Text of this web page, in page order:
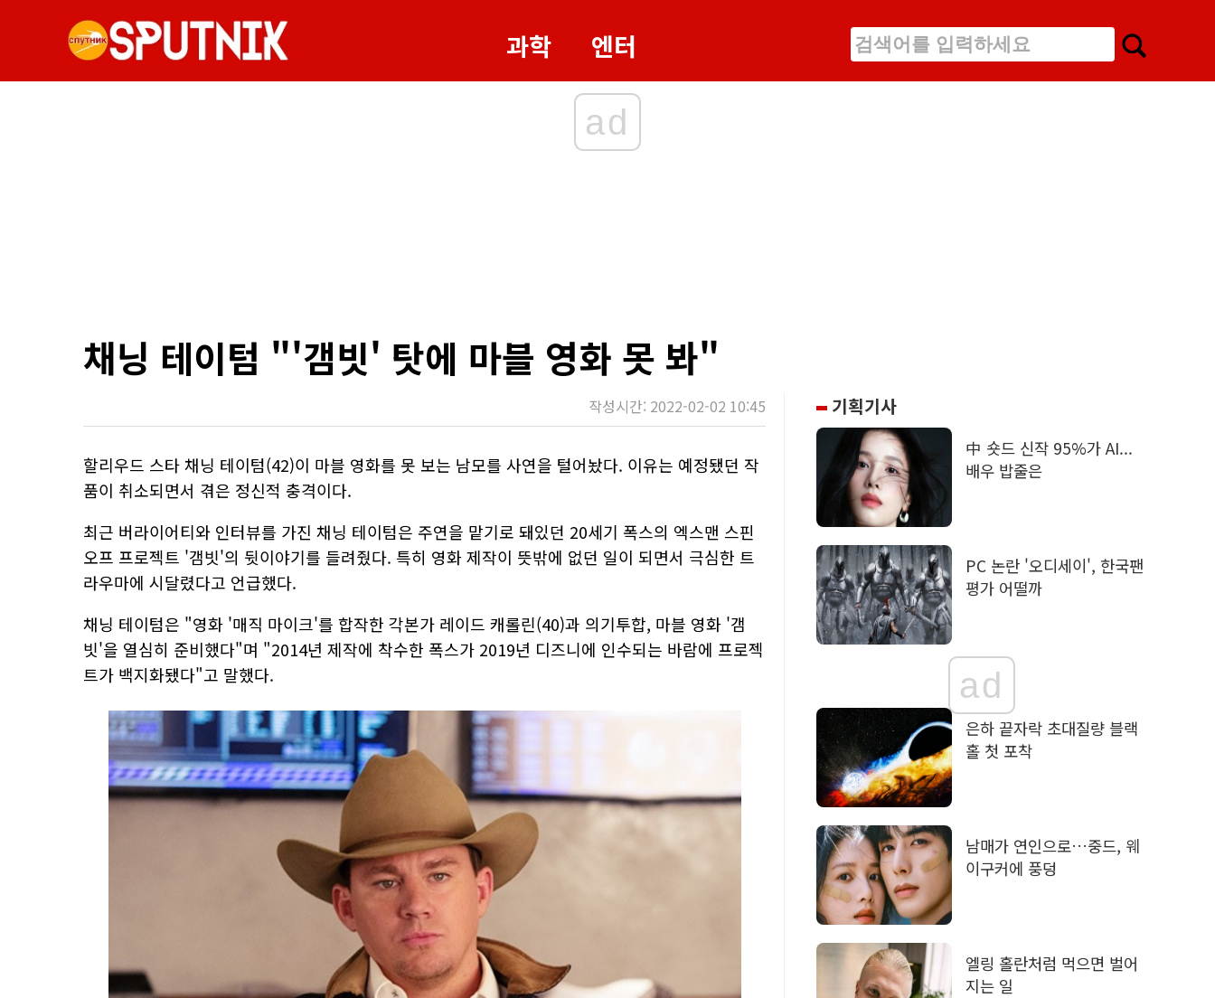
과학 엔터
ad
채닝 테이텀 "'갬빗' 탓에 마블 영화 못 봐"
작성시간: 2022-02-02 10:45
할리우드 스타 채닝 테이텀(42)이 마블 영화를 못 보는 남모를 사연을 털어놨다. 이유는 예정됐던 작
품이 취소되면서 겪은 정신적 충격이다.
최근 버라이어티와 인터뷰를 가진 채닝 테이텀은 주연을 맡기로 돼있던 20세기 폭스의 엑스맨 스핀
오프 프로젝트 '갬빗'의 뒷이야기를 들려줬다. 특히 영화 제작이 뜻밖에 없던 일이 되면서 극심한 트
라우마에 시달렸다고 언급했다.
채닝 테이텀은 "영화 '매직 마이크'를 합작한 각본가 레이드 캐롤린(40)과 의기투합, 마블 영화 '갬
빗'을 열심히 준비했다"며 "2014년 제작에 착수한 폭스가 2019년 디즈니에 인수되는 바람에 프로젝
트가 백지화됐다"고 말했다.
기획기사
中 숏드 신작 95%가 AI...
배우 밥줄은
PC 논란 '오디세이', 한국팬
평가 어떨까
ad
은하 끝자락 초대질량 블랙
홀 첫 포착
남매가 연인으로…중드, 웨
이구커에 풍덩
엘링 홀란처럼 먹으면 벌어
지는 일